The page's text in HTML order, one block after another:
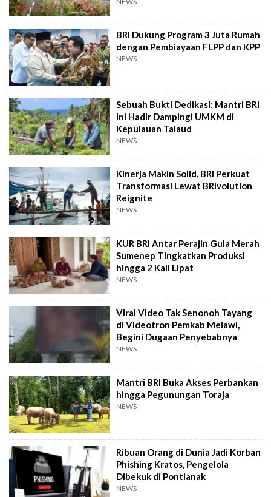
BRI Dukung Program 3 Juta Rumah
dengan Pembiayaan FLPP dan KPP
NEWS
Sebuah Bukti Dedikasi: Mantri BRI
Ini Hadir Dampingi UMKM di
Kepulauan Talaud
NEWS
Kinerja Makin Solid, BRI Perkuat
Transformasi Lewat BRIvolution
Reignite
NEWS
KUR BRI Antar Perajin Gula Merah
Sumenep Tingkatkan Produksi
hingga 2 Kali Lipat
NEWS
Viral Video Tak Senonoh Tayang
di Videotron Pemkab Melawi,
Begini Dugaan Penyebabnya
NEWS
Mantri BRI Buka Akses Perbankan
hingga Pegunungan Toraja
NEWS
Ribuan Orang di Dunia Jadi Korban
Phishing Kratos, Pengelola
Dibekuk di Pontianak
NEWS